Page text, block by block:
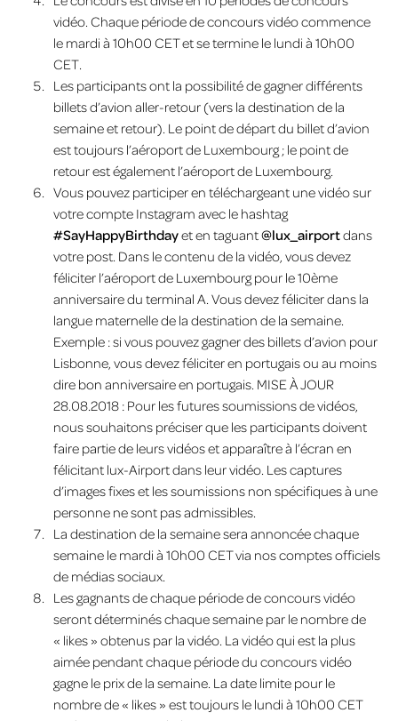
vidéo. Chaque période de concours vidéo commence
le mardi à 10h00 CET et se termine le lundi à 10h00
CET.
Les participants ont la possibilité de gagner différents
billets d’avion aller-retour (vers la destination de la
semaine et retour). Le point de départ du billet d’avion
est toujours l’aéroport de Luxembourg ; le point de
retour est également l’aéroport de Luxembourg.
Vous pouvez participer en téléchargeant une vidéo sur
votre compte Instagram avec le hashtag
#SayHappyBirthdayet en taguant@lux_airportdans
votre post. Dans le contenu de la vidéo, vous devez
féliciter l’aéroport de Luxembourg pour le 10ème
anniversaire du terminal A. Vous devez féliciter dans la
langue maternelle de la destination de la semaine.
Exemple : si vous pouvez gagner des billets d’avion pour
Lisbonne, vous devez féliciter en portugais ou au moins
dire bon anniversaire en portugais. MISE À JOUR
28.08.2018 : Pour les futures soumissions de vidéos,
nous souhaitons préciser que les participants doivent
faire partie de leurs vidéos et apparaître à l’écran en
félicitant lux-Airport dans leur vidéo. Les captures
d’images fixes et les soumissions non spécifiques à une
personne ne sont pas admissibles.
La destination de la semaine sera annoncée chaque
semaine le mardi à 10h00 CET via nos comptes officiels
de médias sociaux.
Les gagnants de chaque période de concours vidéo
seront déterminés chaque semaine par le nombre de
« likes » obtenus par la vidéo. La vidéo qui est la plus
aimée pendant chaque période du concours vidéo
gagne le prix de la semaine. La date limite pour le
nombre de « likes » est toujours le lundi à 10h00 CET